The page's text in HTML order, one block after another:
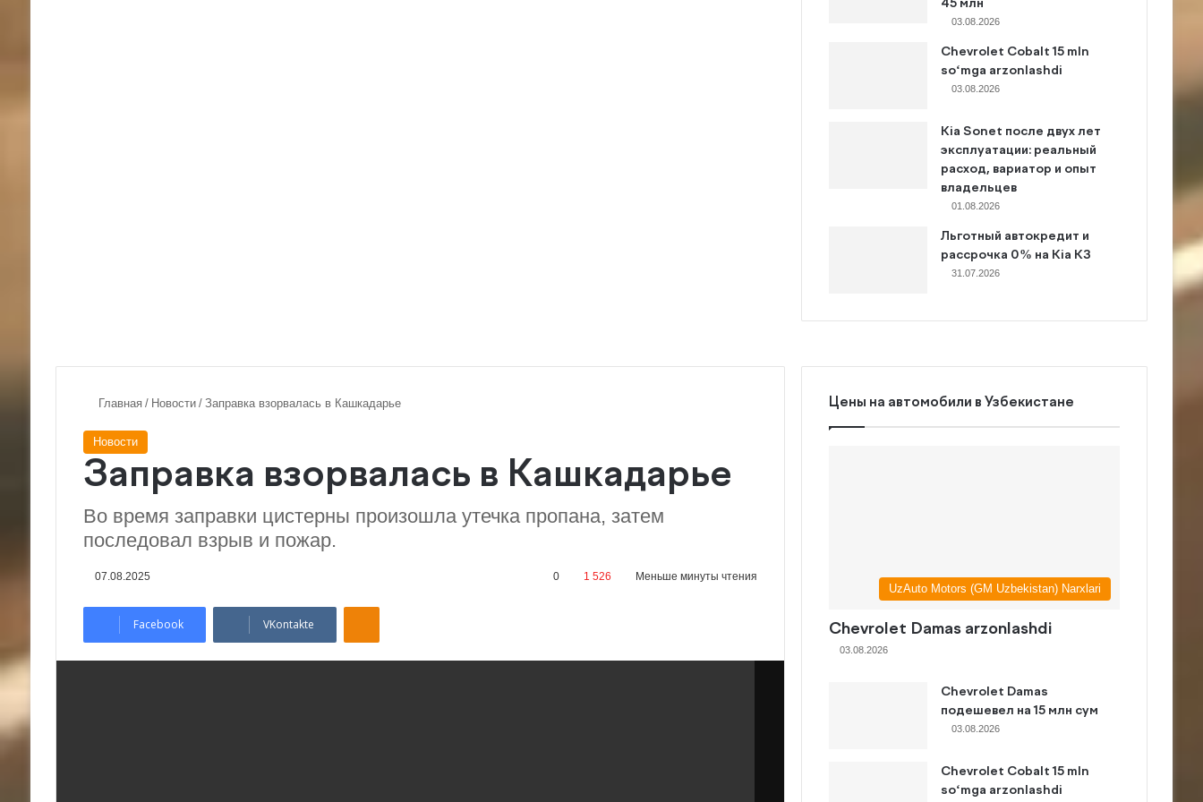
45 млн
03.08.2026
Chevrolet Cobalt 15 mln
so‘mga arzonlashdi
03.08.2026
Kia Sonet после двух лет
эксплуатации: реальный
расход, вариатор и опыт
владельцев
01.08.2026
Льготный автокредит и
рассрочка 0% на Kia K3
31.07.2026